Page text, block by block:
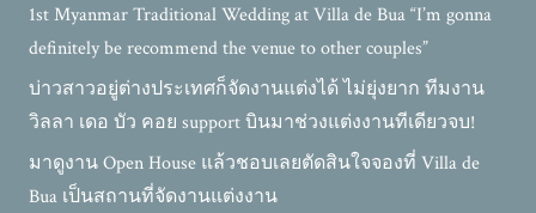
1st Myanmar Traditional Wedding at Villa de Bua “I’m gonna
definitely be recommend the venue to other couples”
บ่าวสาวอยู่ต่างประเทศก็จัดงานแต่งได้ ไม่ยุ่งยาก ทีมงาน
วิลลา เดอ บัว คอย support บินมาช่วงแต่งงานทีเดียวจบ!
มาดูงาน Open House แล้วชอบเลยตัดสินใจจองที่ Villa de
Bua เป็นสถานที่จัดงานแต่งงาน